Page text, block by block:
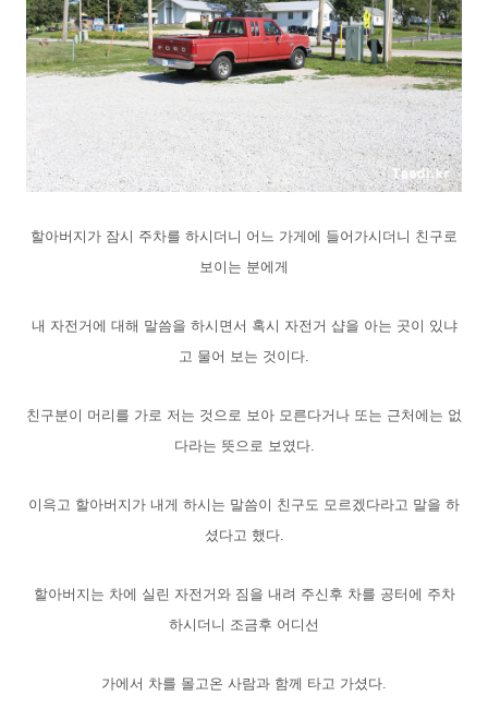
할아버지가 잠시 주차를 하시더니 어느 가게에 들어가시더니 친구로
보이는 분에게
내 자전거에 대해 말씀을 하시면서 혹시 자전거 샵을 아는 곳이 있냐
고 물어 보는 것이다.
친구분이 머리를 가로 저는 것으로 보아 모른다거나 또는 근처에는 없
다라는 뜻으로 보였다.
이윽고 할아버지가 내게 하시는 말씀이 친구도 모르겠다라고 말을 하
셨다고 했다.
할아버지는 차에 실린 자전거와 짐을 내려 주신후 차를 공터에 주차
하시더니 조금후 어디선
가에서 차를 몰고온 사람과 함께 타고 가셨다.